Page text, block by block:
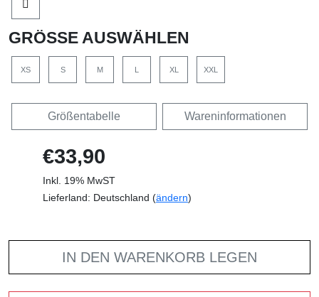
GRÖSSE AUSWÄHLEN
XS S M XL XXL
Größentabelle Wareninformationen
€33,90
Inkl. 19% MwST
Lieferland: Deutschland (ändern)
IN DEN WARENKORB LEGEN